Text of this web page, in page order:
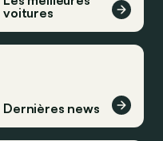
voitures
Dernières news